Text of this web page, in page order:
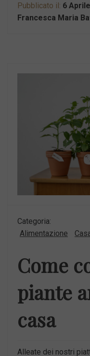
Pubblicato il: 6
Francesca Maria
Categoria:
Alimentazione
Come
piante
casa
Alleate dei nostri